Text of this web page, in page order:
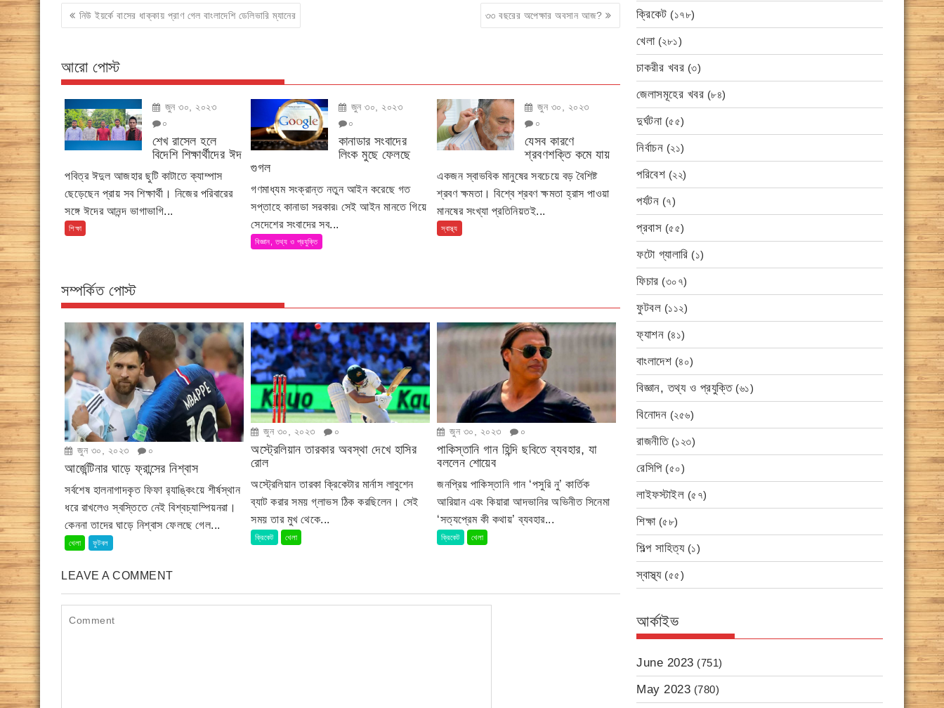
Post
navigation
নিউ ইয়র্কে বাসের ধাক্কায় প্রাণ গেল বাংলাদেশি ডেলিভারি ম্যানের ৩৩ বছরের অপেক্ষার অবসান আজ?
আরো পোস্ট
জুন ৩০, ২০২৩
০
শেখ রাসেল হলে
বিদেশি শিক্ষার্থীদের ঈদ
পবিত্র ঈদুল আজহার ছুটি কাটাতে ক্যাম্পাস
ছেড়েছেন প্রায় সব শিক্ষার্থী। নিজের পরিবারের
সঙ্গে ঈদের আনন্দ ভাগাভাগি...
শিক্ষা
জুন ৩০, ২০২৩
০
কানাডার সংবাদের
লিংক মুছে ফেলছে
গুগল
গণমাধ্যম সংক্রান্ত নতুন আইন করেছে গত
সপ্তাহে কানাডা সরকার৷ সেই আইন মানতে গিয়ে
সেদেশের সংবাদের সব...
বিজ্ঞান, তথ্য ও প্রযুক্তি
জুন ৩০, ২০২৩
০
যেসব কারণে
শ্রবণশক্তি কমে যায়
একজন স্বাভবিক মানুষের সবচেয়ে বড় বৈশিষ্ট
শ্রবণ ক্ষমতা। বিশ্বে শ্রবণ ক্ষমতা হ্রাস পাওয়া
মানষের সংখ্যা প্রতিনিয়তই...
স্বাস্থ্য
সম্পর্কিত পোস্ট
জুন ৩০, ২০২৩ ০
আর্জেন্টিনার ঘাড়ে ফ্রান্সের নিশ্বাস
সর্বশেষ হালনাগাদকৃত ফিফা র‍্যাঙ্কিংয়ে শীর্ষস্থান
ধরে রাখলেও স্বস্তিতে নেই বিশ্বচ্যাম্পিয়নরা।
কেননা তাদের ঘাড়ে নিশ্বাস ফেলছে গেল...
খেলা ফুটবল
জুন ৩০, ২০২৩ ০
অস্ট্রেলিয়ান তারকার অবস্থা দেখে হাসির
রোল
অস্ট্রেলিয়ান তারকা ক্রিকেটার মার্নাস লাবুশেন
ব্যাট করার সময় গ্লাভস ঠিক করছিলেন। সেই
সময় তার মুখ থেকে...
ক্রিকেট খেলা
জুন ৩০, ২০২৩ ০
পাকিস্তানি গান হিন্দি ছবিতে ব্যবহার, যা
বললেন শোয়েব
জনপ্রিয় পাকিস্তানি গান ‘পসুরি নু’ কার্তিক
আরিয়ান এবং কিয়ারা আদভানির অভিনীত সিনেমা
‘সত্যপ্রেম কী কথায়’ ব্যবহার...
ক্রিকেট খেলা
LEAVE A COMMENT
ক্রিকেট (১৭৮)
খেলা(২৮১)
চাকরীর খবর (৩)
জেলাসমূহের খবর (৮৪)
দুর্ঘটনা(৫৫)
নির্বাচন (২১)
পরিবেশ (২২)
পর্যটন (৭)
প্রবাস (৫৫)
ফটো গ্যালারি (১)
ফিচার (৩০৭)
ফুটবল (১১২)
ফ্যাশন (৪১)
বাংলাদেশ (৪০)
বিজ্ঞান, তথ্য ও প্রযুক্তি(৬১)
বিনোদন (২৫৬)
রাজনীতি(১২৩)
রেসিপি(৫০)
লাইফস্টাইল (৫৭)
শিক্ষা(৫৮)
শিল্প সাহিত্য(১)
স্বাস্থ্য(৫৫)
আর্কাইভ
June 2023 (751)
May 2023 (780)